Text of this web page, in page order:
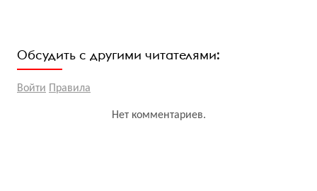
Обсудить с другими читателями:
Войти Правила
Нет комментариев.